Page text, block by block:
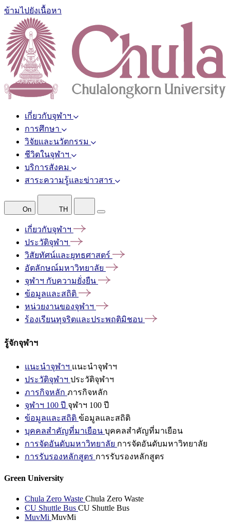
ข้ามไปยังเนื้อหา
เกี่ยวกับจุฬาฯ
การศึกษา
วิจัยและนวัตกรรม
ชีวิตในจุฬาฯ
บริการสังคม
สาระความรู้และข่าวสาร
On TH
เกี่ยวกับจุฬาฯ
ประวัติจุฬาฯ
วิสัยทัศน์และยุทธศาสตร์
อัตลักษณ์มหาวิทยาลัย
จุฬาฯ กับความยั่งยืน
ข้อมูลและสถิติ
หน่วยงานของจุฬาฯ
ร้องเรียนทุจริตและประพฤติมิชอบ
รู้จักจุฬาฯ
แนะนำจุฬาฯ แนะนำจุฬาฯ
ประวัติจุฬาฯ ประวัติจุฬาฯ
ภารกิจหลัก ภารกิจหลัก
จุฬาฯ 100 ปี จุฬาฯ 100 ปี
ข้อมูลและสถิติ ข้อมูลและสถิติ
บุคคลสำคัญที่มาเยือน บุคคลสำคัญที่มาเยือน
การจัดอันดับมหาวิทยาลัย การจัดอันดับมหาวิทยาลัย
การรับรองหลักสูตร การรับรองหลักสูตร
Green University
Chula Zero Waste Chula Zero Waste
CU Shuttle Bus CU Shuttle Bus
MuvMi MuvMi